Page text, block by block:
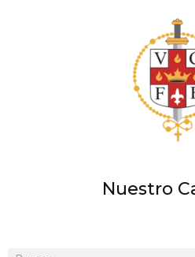
Nuestro